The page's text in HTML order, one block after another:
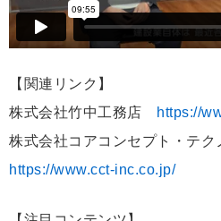
【関連リンク】
株式会社竹中工務店
https://
株式会社コアコンセプト・テ
https://www.cct-inc.co.jp/